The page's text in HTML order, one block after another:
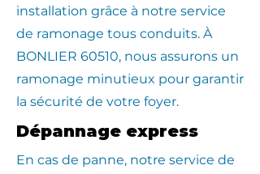
installation grâce à notre service
de ramonage tous conduits. À
BONLIER 60510, nous assurons un
ramonage minutieux pour garantir
la sécurité de votre foyer.
Dépannage express
En cas de panne, notre service de